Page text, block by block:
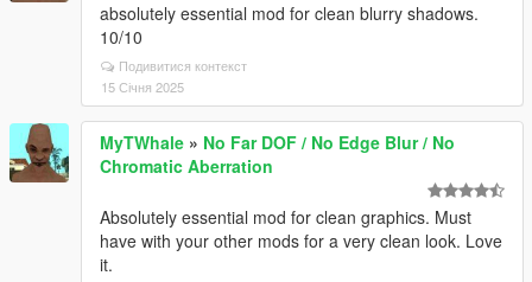
absolutely essential mod for clean blurry shadows.
10/10
Подивитися контекст
15 Січня 2025
MyTWhale » No Far DOF / No Edge Blur / No
Chromatic Aberration
Absolutely essential mod for clean graphics. Must
have with your other mods for a very clean look. Love
it.